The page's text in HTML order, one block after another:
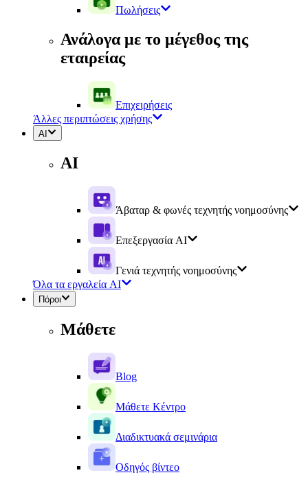
Πωλήσεις
Ανάλογα με το μέγεθος της
εταιρείας
Επιχειρήσεις
Άλλες περιπτώσεις χρήσης
AI
AI
Άβαταρ & φωνές τεχνητής νοημοσύνης
Επεξεργασία AI
Γενιά τεχνητής νοημοσύνης
Όλα τα εργαλεία AI
Πόροι
Μάθετε
Blog
Μάθετε Κέντρο
Διαδικτυακά σεμινάρια
Οδηγός βίντεο